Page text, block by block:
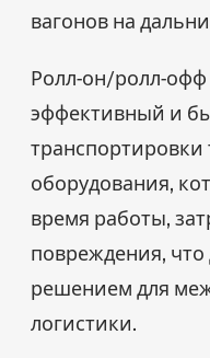
вагонов на
Ролл-он/ролл-офф
эффективный и
транспортировки
оборудования,
время работы,
повреждения,
решением для
логистики.